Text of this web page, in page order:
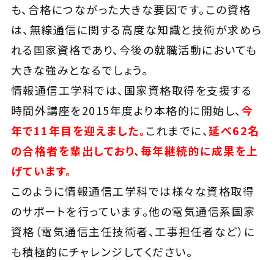
も、合格につながった大きな要因です。この資格
は、無線通信に関する高度な知識と技術が求めら
れる国家資格であり、今後の就職活動においても
大きな強みとなるでしょう。
情報通信工学科では、国家資格取得を支援する
時間外講座を2015年度より本格的に開始し、 今
年で11年目を迎えました。これまでに、延べ62名
の合格者を輩出しており、毎年継続的に成果を上
げています。
このように情報通信工学科では様々な資格取得
のサポートを行っています。他の電気通信系国家
資格（電気通信主任技術者、工事担任者など）に
も積極的にチャレンジしてください。